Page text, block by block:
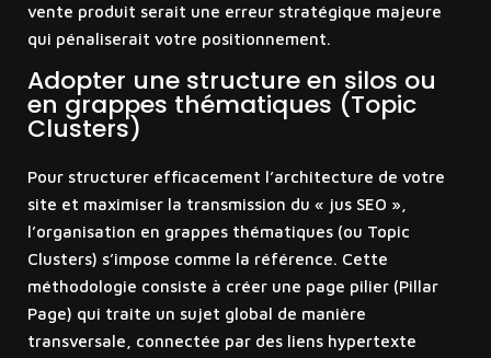
vente produit serait une erreur stratégique majeure
qui pénaliserait votre positionnement.
Adopter une structure en silos ou
en grappes thématiques (Topic
Clusters)
Pour structurer efficacement l’architecture de votre
site et maximiser la transmission du « jus SEO »,
l’organisation en grappes thématiques (ou Topic
Clusters) s’impose comme la référence. Cette
méthodologie consiste à créer une page pilier (Pillar
Page) qui traite un sujet global de manière
transversale, connectée par des liens hypertexte